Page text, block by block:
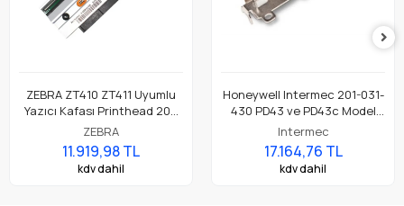
ZEBRA ZT410 ZT411 Uyumlu
Yazıcı Kafası Printhead 203
Dpi Parça No: P1058930-009
ZEBRA
11.919,98 TL
kdv dahil
Honeywell Intermec 201-031-
430 PD43 ve PD43c Model
Barkod Etiket Yazıcı 203 Dpi
Termal Baskı Kafası
Intermec
17.164,76 TL
kdv dahil